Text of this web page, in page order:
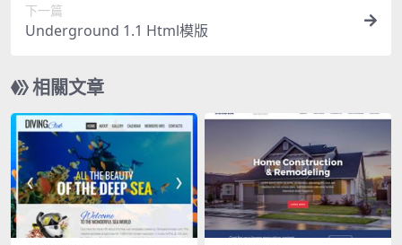
下一篇
Underground 1.1 Html模版
相關文章